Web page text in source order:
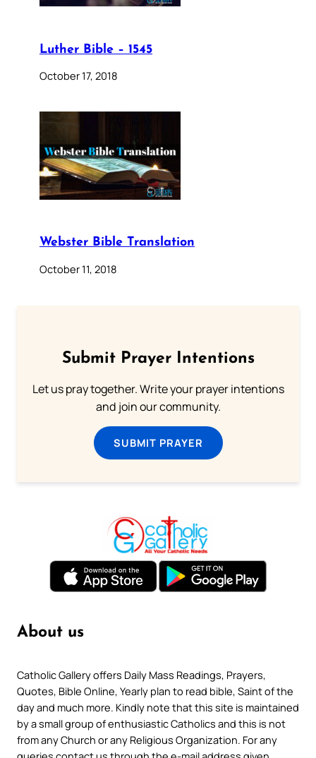
Luther Bible – 1545
October 17, 2018
Webster Bible Translation
October 11, 2018
Submit Prayer Intentions
Let us pray together. Write your prayer intentions
and join our community.
SUBMIT PRAYER
About us
Catholic Gallery offers Daily Mass Readings, Prayers,
Quotes, Bible Online, Yearly plan to read bible, Saint of the
day and much more. Kindly note that this site is maintained
by a small group of enthusiastic Catholics and this is not
from any Church or any Religious Organization. For any